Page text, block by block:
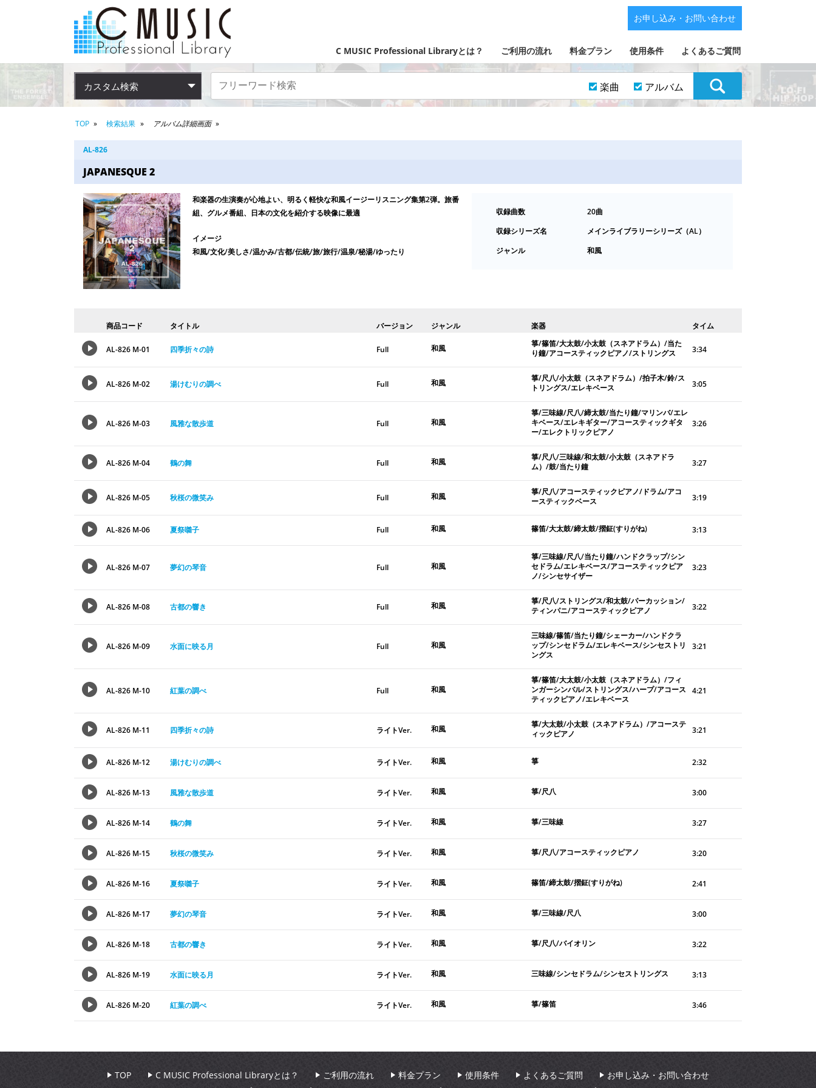
C MUSIC Professional Libraryとは？ ご利用の流れ 料金プラン 使用条件 よくあるご質問
お申し込み・お問い合わせ
カスタム検索 楽曲 アルバム
TOP 検索結果 アルバム詳細画面
AL-826
JAPANESQUE 2
和楽器の生演奏が心地よい、明るく軽快な和風イージーリスニング集第2弾。旅番
組、グルメ番組、日本の文化を紹介する映像に最適
イメージ
和風/文化/美しさ/温かみ/古都/伝統/旅/旅行/温泉/秘湯/ゆったり
収録曲数
20曲
収録シリーズ名
メインライブラリーシリーズ（AL）
ジャンル
和風
商品コード タイトル バージョン ジャンル 楽器 タイム
AL-826 M-01 四季折々の詩 Full 和風
箏/篠笛/大太鼓/小太鼓（スネアドラム）/当た
り鐘/アコースティックピアノ/ストリングス
3:34
AL-826 M-02 湯けむりの調べ Full 和風
箏/尺八/小太鼓（スネアドラム）/拍子木/鈴/ス
トリングス/エレキベース
3:05
AL-826 M-03 風雅な散歩道 Full 和風
箏/三味線/尺八/締太鼓/当たり鐘/マリンバ/エレ
キベース/エレキギター/アコースティックギタ
ー/エレクトリックピアノ
3:26
AL-826 M-04 鶴の舞 Full 和風
箏/尺八/三味線/和太鼓/小太鼓（スネアドラ
ム）/鼓/当たり鐘
3:27
AL-826 M-05 秋桜の微笑み Full 和風
箏/尺八/アコースティックピアノ/ドラム/アコ
ースティックベース
3:19
AL-826 M-06 夏祭囃子 Full 和風 篠笛/大太鼓/締太鼓/摺鉦(すりがね) 3:13
AL-826 M-07 夢幻の琴音 Full 和風
箏/三味線/尺八/当たり鐘/ハンドクラップ/シン
セドラム/エレキベース/アコースティックピア
ノ/シンセサイザー
3:23
AL-826 M-08 古都の響き Full 和風
箏/尺八/ストリングス/和太鼓/パーカッション/
ティンパニ/アコースティックピアノ
3:22
AL-826 M-09 水面に映る月 Full 和風
三味線/篠笛/当たり鐘/シェーカー/ハンドクラ
ップ/シンセドラム/エレキベース/シンセストリ
ングス
3:21
AL-826 M-10 紅葉の調べ Full 和風
箏/篠笛/大太鼓/小太鼓（スネアドラム）/フィ
ンガーシンバル/ストリングス/ハープ/アコース
ティックピアノ/エレキベース
4:21
AL-826 M-11 四季折々の詩 ライトVer. 和風
箏/大太鼓/小太鼓（スネアドラム）/アコーステ
ィックピアノ
3:21
AL-826 M-12 湯けむりの調べ ライトVer. 和風 箏 2:32
AL-826 M-13 風雅な散歩道 ライトVer. 和風 箏/尺八 3:00
AL-826 M-14 鶴の舞 ライトVer. 和風 箏/三味線 3:27
AL-826 M-15 秋桜の微笑み ライトVer. 和風 箏/尺八/アコースティックピアノ 3:20
AL-826 M-16 夏祭囃子 ライトVer. 和風 篠笛/締太鼓/摺鉦(すりがね) 2:41
AL-826 M-17 夢幻の琴音 ライトVer. 和風 箏/三味線/尺八 3:00
AL-826 M-18 古都の響き ライトVer. 和風 箏/尺八/バイオリン 3:22
AL-826 M-19 水面に映る月 ライトVer. 和風 三味線/シンセドラム/シンセストリングス 3:13
AL-826 M-20 紅葉の調べ ライトVer. 和風 箏/篠笛 3:46
TOP C MUSIC Professional Libraryとは？ ご利用の流れ 料金プラン 使用条件 よくあるご質問
お申し込み・お問い合わせ